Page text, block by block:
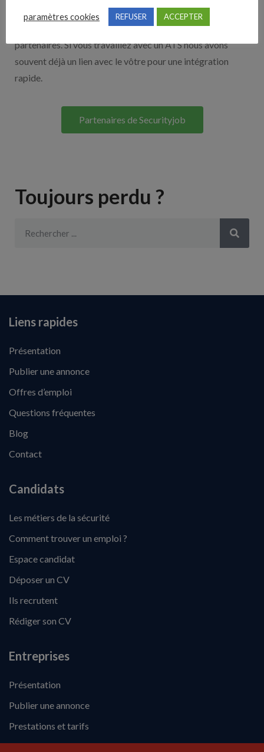
Découvrez nos partenaires ! Moteurs de recherches,
multidiffuseurs, sites payant… nombreux sont nos
partenaires. Si vous travaillez avec un ATS nous avons
souvent déjà un lien avec le vôtre pour une intégration
rapide.
Partenaires de Securityjob
Toujours perdu ?
Liens rapides
Présentation
Publier une annonce
Offres d’emploi
Questions fréquentes
Blog
Contact
Candidats
Les métiers de la sécurité
Comment trouver un emploi ?
Espace candidat
Déposer un CV
Ils recrutent
Rédiger son CV
Entreprises
Présentation
Publier une annonce
Prestations et tarifs
paramètres cookies REFUSER ACCEPTER